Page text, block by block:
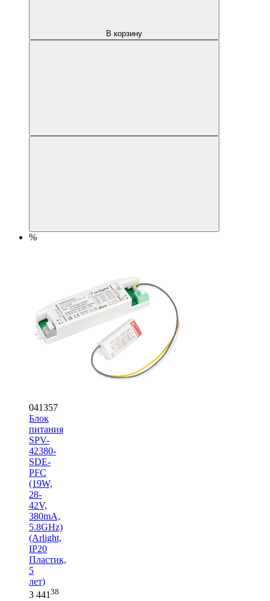
В корзину
%
041357
Блок
питания
SPV-
42380-
SDE-
PFC
(19W,
28-
42V,
380mA,
5.8GHz)
(Arlight,
IP20
Пластик,
5
лет)
3 44138